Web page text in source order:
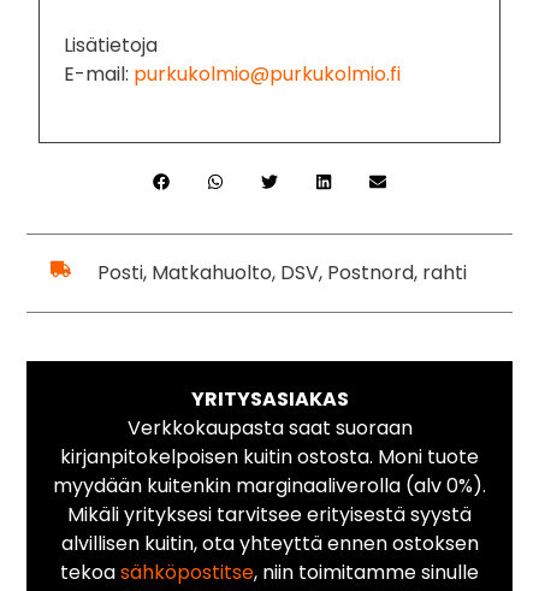
Lisätietoja
E-mail: purkukolmio@purkukolmio.fi
Posti, Matkahuolto, DSV, Postnord, rahti
YRITYSASIAKAS
Verkkokaupasta saat suoraan
kirjanpitokelpoisen kuitin ostosta. Moni tuote
myydään kuitenkin marginaaliverolla (alv 0%).
Mikäli yrityksesi tarvitsee erityisestä syystä
alvillisen kuitin, ota yhteyttä ennen ostoksen
tekoasähköpostitse, niin toimitamme sinulle